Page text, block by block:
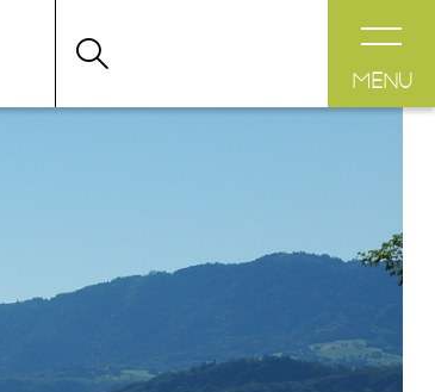
MENU
DÉJEUNER AVEC VUE